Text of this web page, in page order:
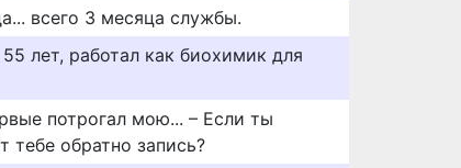
всего 3 месяца службы.
лет, работал как биохимик для
потрогал мою... – Если ты
тебе обратно запись?